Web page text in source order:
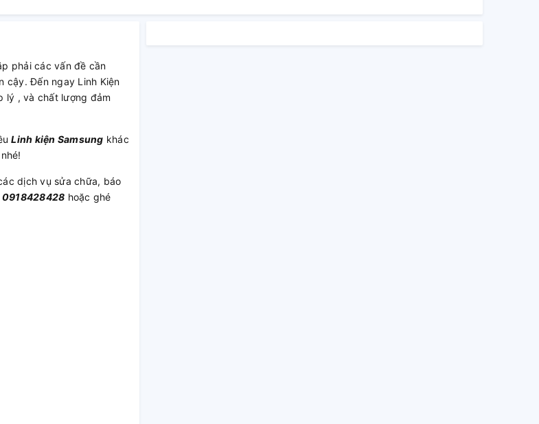
phải các vấn đề cần
cậy. Đến ngay Linh Kiện
lý , và chất lượng đảm
Linh kiện Samsung khác
dịch vụ sửa chữa, báo
0918428428 hoặc ghé